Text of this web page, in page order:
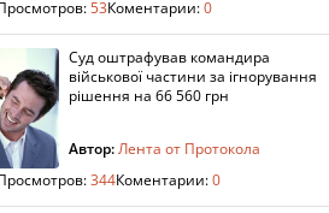
53Коментарии:0
Суд оштрафував командира
військової частини за ігнорування
рішення на 66 560 грн
Автор:Лента от Протокола
344Коментарии:0